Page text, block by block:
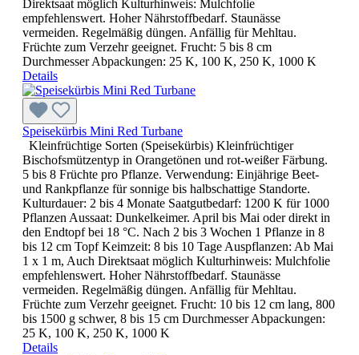
Direktsaat möglich Kulturhinweis: Mulchfolie
empfehlenswert. Hoher Nährstoffbedarf. Staunässe
vermeiden. Regelmäßig düngen. Anfällig für Mehltau.
Früchte zum Verzehr geeignet. Frucht: 5 bis 8 cm
Durchmesser Abpackungen: 25 K, 100 K, 250 K, 1000 K
Details
Speisekürbis Mini Red Turbane
Kleinfrüchtige Sorten (Speisekürbis) Kleinfrüchtiger
Bischofsmützentyp in Orangetönen und rot-weißer Färbung.
5 bis 8 Früchte pro Pflanze. Verwendung: Einjährige Beet-
und Rankpflanze für sonnige bis halbschattige Standorte.
Kulturdauer: 2 bis 4 Monate Saatgutbedarf: 1200 K für 1000
Pflanzen Aussaat: Dunkelkeimer. April bis Mai oder direkt in
den Endtopf bei 18 °C. Nach 2 bis 3 Wochen 1 Pflanze in 8
bis 12 cm Topf Keimzeit: 8 bis 10 Tage Auspflanzen: Ab Mai
1 x 1 m, Auch Direktsaat möglich Kulturhinweis: Mulchfolie
empfehlenswert. Hoher Nährstoffbedarf. Staunässe
vermeiden. Regelmäßig düngen. Anfällig für Mehltau.
Früchte zum Verzehr geeignet. Frucht: 10 bis 12 cm lang, 800
bis 1500 g schwer, 8 bis 15 cm Durchmesser Abpackungen:
25 K, 100 K, 250 K, 1000 K
Details